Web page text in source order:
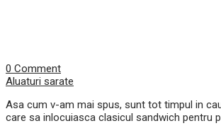
0 Comment
Aluaturi sarate
Asa cum v-am mai spus, sunt tot timpul in
care sa inlocuiasca clasicul sandwich pentru